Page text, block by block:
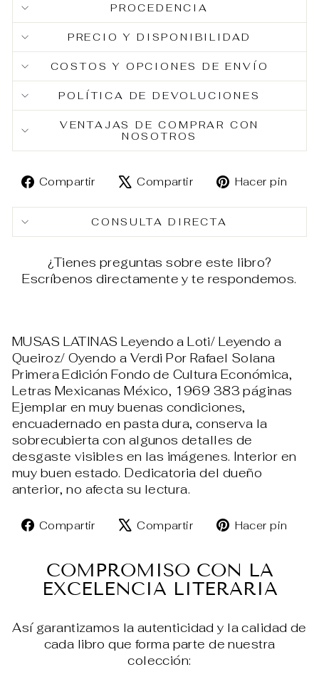
PROCEDENCIA
PRECIO Y DISPONIBILIDAD
COSTOS Y OPCIONES DE ENVÍO
POLÍTICA DE DEVOLUCIONES
VENTAJAS DE COMPRAR CON
NOSOTROS
Compartir
Compartir
Facebook
Compartir
Tuitear
X
Hacer pin
CONSULTA DIRECTA
¿Tienes preguntas sobre este libro?
Escríbenos directamente y te respondemos.
MUSAS LATINAS Leyendo a Loti/ Leyendo a
Queiroz/ Oyendo a Verdi Por Rafael Solana
Primera Edición Fondo de Cultura Económica,
Letras Mexicanas México, 1969 383 páginas
Ejemplar en muy buenas condiciones,
encuadernado en pasta dura, conserva la
sobrecubierta con algunos detalles de
desgaste visibles en las imágenes. Interior en
muy buen estado. Dedicatoria del dueño
anterior, no afecta su lectura.
Compartir
Compartir
Compartir
TuitearHacer pin
COMPROMISO CON LA
EXCELENCIA LITERARIA
Así garantizamos la autenticidad y la calidad de
cada libro que forma parte de nuestra
colección: